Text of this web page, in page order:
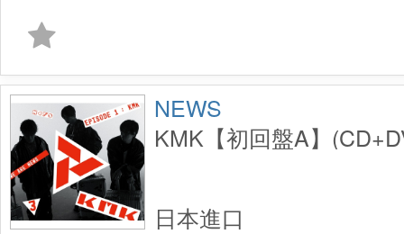
NEWS
KMK【初回盤A】
日本進口